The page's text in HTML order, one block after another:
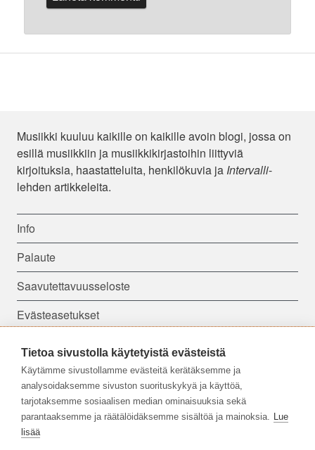
Musiikki kuuluu kaikille on kaikille avoin blogi, jossa on
esillä musiikkiin ja musiikkikirjastoihin liittyviä
kirjoituksia, haastatteluita, henkilökuvia ja Intervalli-
lehden artikkeleita.
Info
Palaute
Saavutettavuusseloste
Evästeasetukset
Seuraa meitä:
Tietoa sivustolla käytetyistä evästeistä
Käytämme sivustollamme evästeitä kerätäksemme ja
analysoidaksemme sivuston suorituskykyä ja käyttöä,
tarjotaksemme sosiaalisen median ominaisuuksia sekä
parantaaksemme ja räätälöidäksemme sisältöä ja mainoksia. Lue
lisää